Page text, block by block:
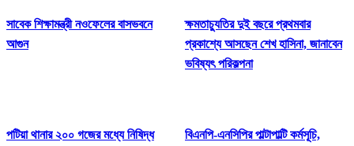
সাবেক শিক্ষামন্ত্রী নওফেলের বাসভবনে
আগুন
ক্ষমতাচ্যুতির দুই বছরে প্রথমবার
প্রকাশ্যে আসছেন শেখ হাসিনা, জানাবেন
ভবিষ্যৎ পরিকল্পনা
পটিয়া থানার ২০০ গজের মধ্যে নিষিদ্ধ
বিএনপি-এনসিপির পাল্টাপাল্টি কর্মসূচি,